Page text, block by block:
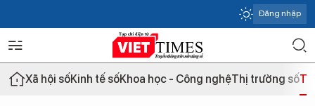
Đăng nhập
Xã hội sốKinh tế sốKhoa học - Công nghệThị trường số